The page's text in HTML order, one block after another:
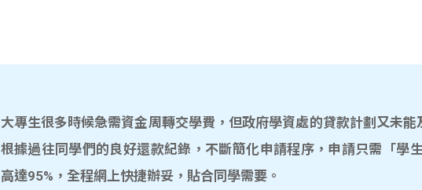
大專生很多時候急需資金周轉交學費，但政府學資處的貸款計劃又未
根據過往同學們的良好還款紀錄，不斷簡化申請程序，申請只需「學
高達95%，全程網上快捷辦妥，貼合同學需要。